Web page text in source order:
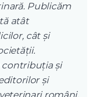
Publicăm
atât
cât și
și
și